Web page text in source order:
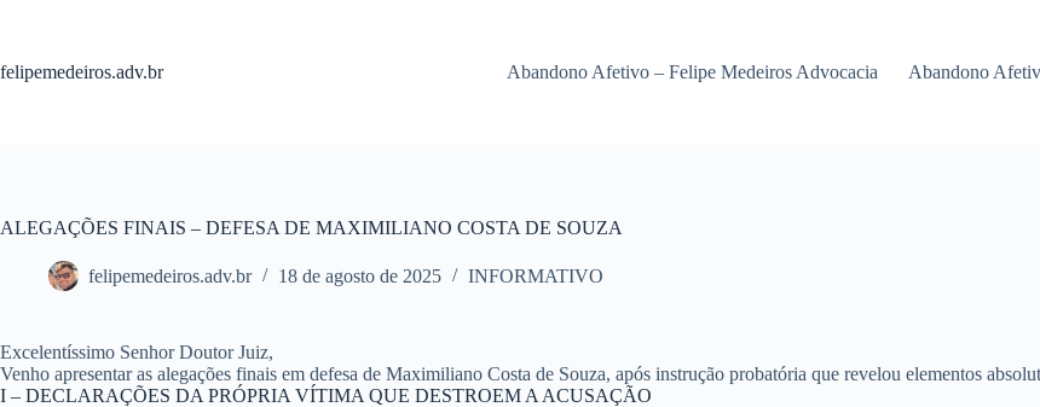
conteúdo
felipemedeiros.adv.br Abandono Afetivo – Felipe Medeiros Advocacia Abandono
ALEGAÇÕES FINAIS – DEFESA DE MAXIMILIANO COSTA DE SOUZA
felipemedeiros.adv.br 18 de agosto de 2025 INFORMATIVO
Excelentíssimo Senhor Doutor Juiz,
Venho apresentar as alegações finais em defesa de Maximiliano Costa de Souza, após instrução probatória que revelou elementos
I – DECLARAÇÕES DA PRÓPRIA VÍTIMA QUE DESTROEM A ACUSAÇÃO